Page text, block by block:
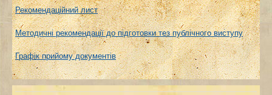
Рекомендаційний лист
Методичні рекомендації до підготовки тез публічного виступу
Графік прийому документів